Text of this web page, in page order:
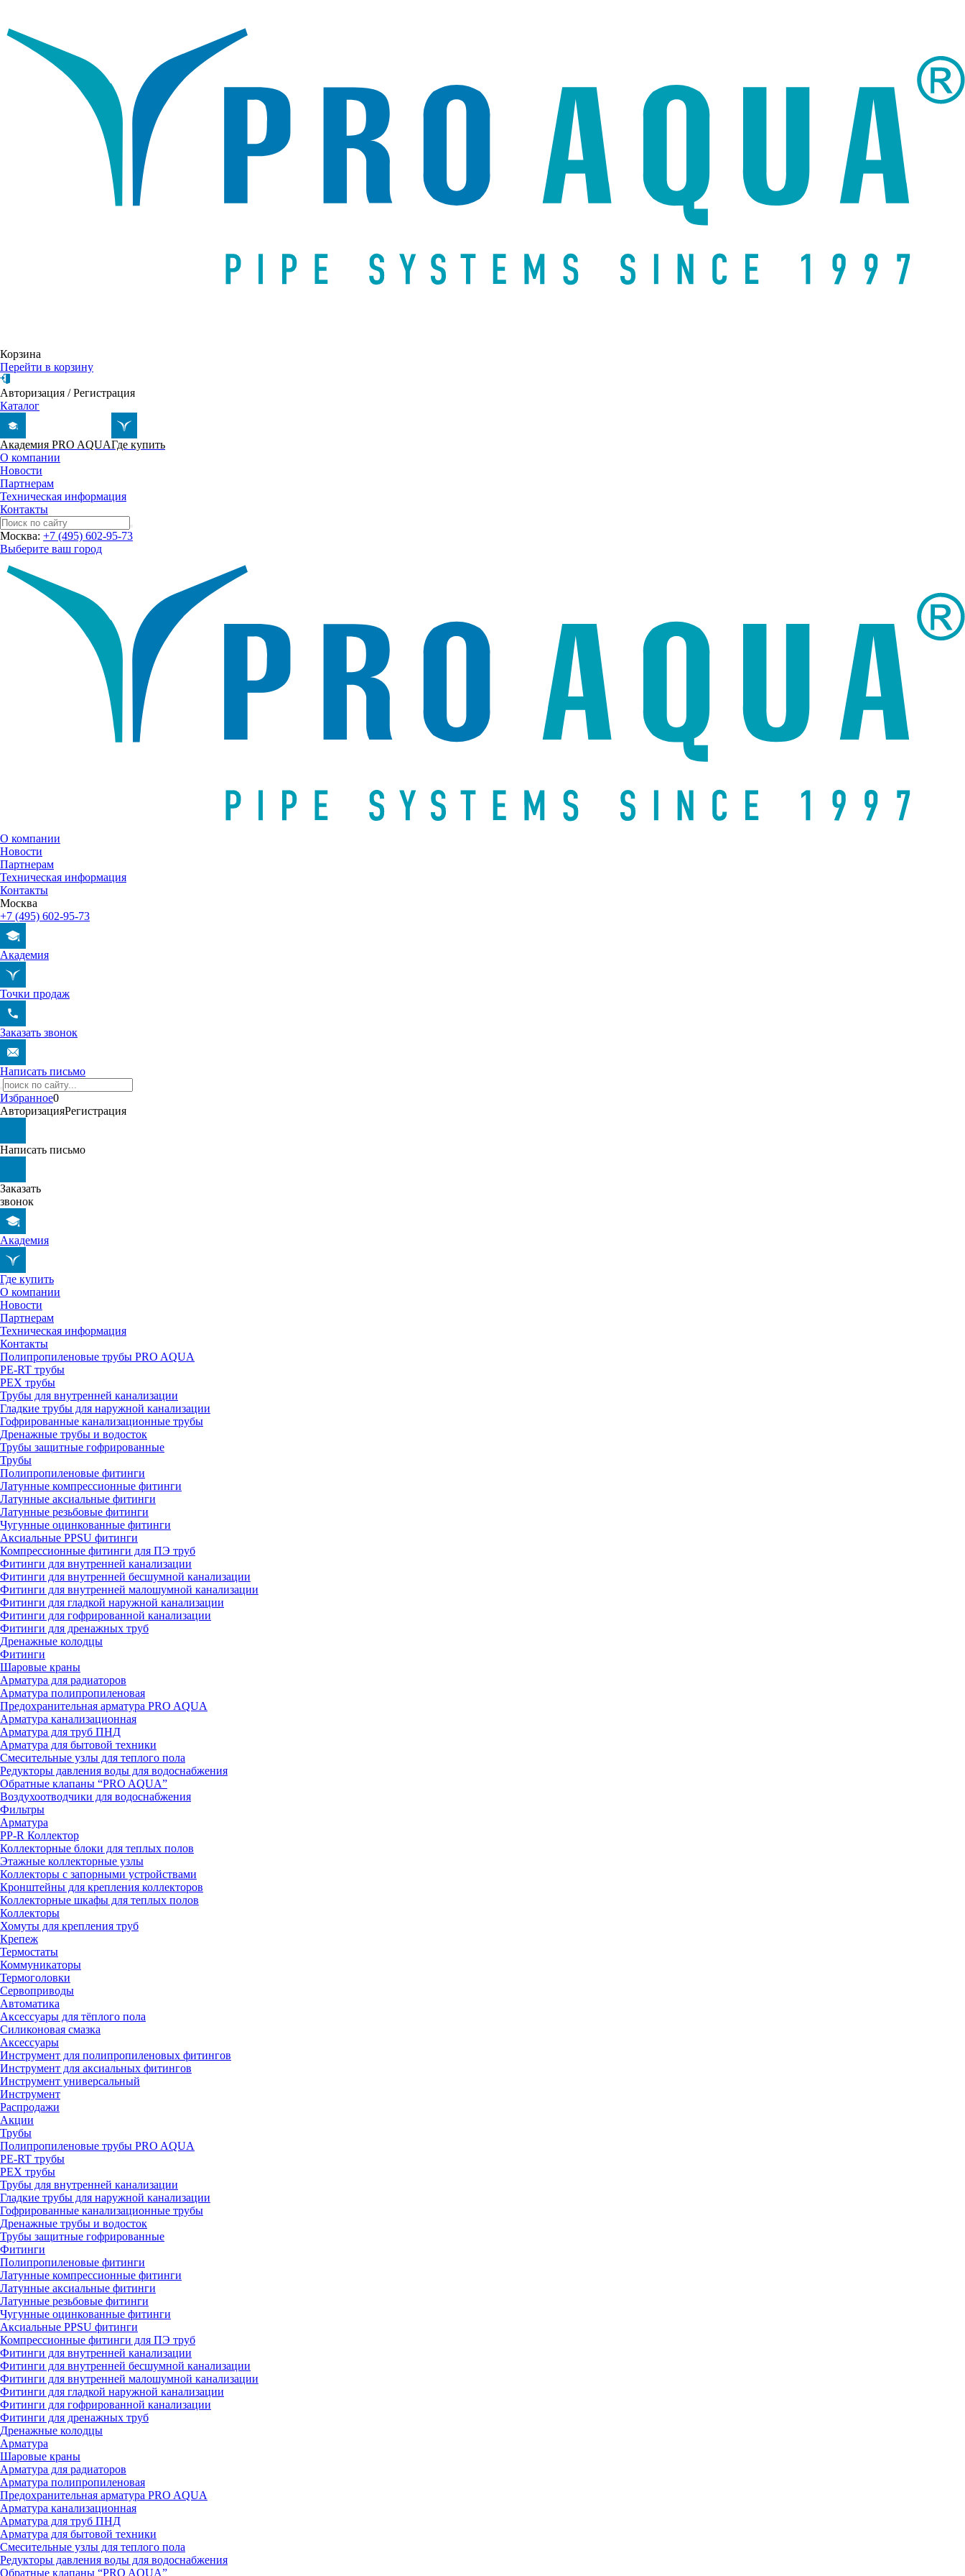
Корзина
Перейти в корзину
Авторизация /Регистрация
Каталог
Академия PRO AQUAГде купить
О компании
Новости
Партнерам
Техническая информация
Контакты
Москва: +7 (495) 602-95-73
Выберите ваш город
О компании
Новости
Партнерам
Техническая информация
Контакты
Москва
+7 (495) 602-95-73
Академия
Точки продаж
Заказать звонок
Написать письмо
Избранное0
АвторизацияРегистрация
Написать письмо
Заказать
звонок
Академия
Где купить
О компании
Новости
Партнерам
Техническая информация
Контакты
Полипропиленовые трубы PRO AQUA
PE-RT трубы
PEX трубы
Трубы для внутренней канализации
Гладкие трубы для наружной канализации
Гофрированные канализационные трубы
Дренажные трубы и водосток
Трубы защитные гофрированные
Трубы
Полипропиленовые фитинги
Латунные компрессионные фитинги
Латунные аксиальные фитинги
Латунные резьбовые фитинги
Чугунные оцинкованные фитинги
Аксиальные PPSU фитинги
Компрессионные фитинги для ПЭ труб
Фитинги для внутренней канализации
Фитинги для внутренней бесшумной канализации
Фитинги для внутренней малошумной канализации
Фитинги для гладкой наружной канализации
Фитинги для гофрированной канализации
Фитинги для дренажных труб
Дренажные колодцы
Фитинги
Шаровые краны
Арматура для радиаторов
Арматура полипропиленовая
Предохранительная арматура PRO AQUA
Арматура канализационная
Арматура для труб ПНД
Арматура для бытовой техники
Смесительные узлы для теплого пола
Редукторы давления воды для водоснабжения
Обратные клапаны “PRO AQUA”
Воздухоотводчики для водоснабжения
Фильтры
Арматура
PP-R Коллектор
Коллекторные блоки для теплых полов
Этажные коллекторные узлы
Коллекторы с запорными устройствами
Кронштейны для крепления коллекторов
Коллекторные шкафы для теплых полов
Коллекторы
Хомуты для крепления труб
Крепеж
Термостаты
Коммуникаторы
Термоголовки
Сервоприводы
Автоматика
Аксессуары для тёплого пола
Силиконовая смазка
Аксессуары
Инструмент для полипропиленовых фитингов
Инструмент для аксиальных фитингов
Инструмент универсальный
Инструмент
Распродажи
Акции
Трубы
Полипропиленовые трубы PRO AQUA
PE-RT трубы
PEX трубы
Трубы для внутренней канализации
Гладкие трубы для наружной канализации
Гофрированные канализационные трубы
Дренажные трубы и водосток
Трубы защитные гофрированные
Фитинги
Полипропиленовые фитинги
Латунные компрессионные фитинги
Латунные аксиальные фитинги
Латунные резьбовые фитинги
Чугунные оцинкованные фитинги
Аксиальные PPSU фитинги
Компрессионные фитинги для ПЭ труб
Фитинги для внутренней канализации
Фитинги для внутренней бесшумной канализации
Фитинги для внутренней малошумной канализации
Фитинги для гладкой наружной канализации
Фитинги для гофрированной канализации
Фитинги для дренажных труб
Дренажные колодцы
Арматура
Шаровые краны
Арматура для радиаторов
Арматура полипропиленовая
Предохранительная арматура PRO AQUA
Арматура канализационная
Арматура для труб ПНД
Арматура для бытовой техники
Смесительные узлы для теплого пола
Редукторы давления воды для водоснабжения
Обратные клапаны “PRO AQUA”